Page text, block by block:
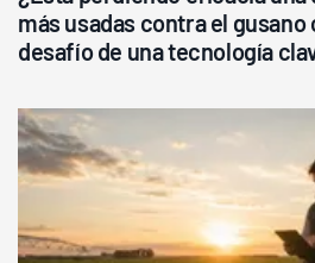
más usadas contra el gusano
desafío de una tecnología